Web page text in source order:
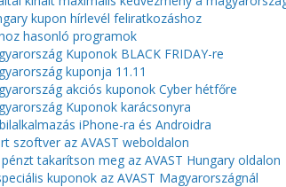
kupon hírlevél feliratkozáshoz
hasonló programok
Kuponok BLACK FRIDAY-re
kuponja 11.11
akciós kuponok Cyber ​​​​hétfőre
Kuponok karácsonyra
iPhone-ra és Androidra
szoftver az AVAST weboldalon
takarítson meg az AVAST Hungary oldalon
kuponok az AVAST Magyarországnál